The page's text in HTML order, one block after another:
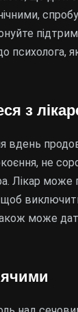
психолога,
з
вдень
не
Лікар може
може